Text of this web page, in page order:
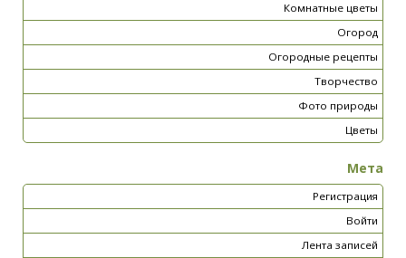
Комнатные цветы
Огород
Огородные рецепты
Творчество
Фото природы
Цветы
Мета
Регистрация
Войти
Лента записей